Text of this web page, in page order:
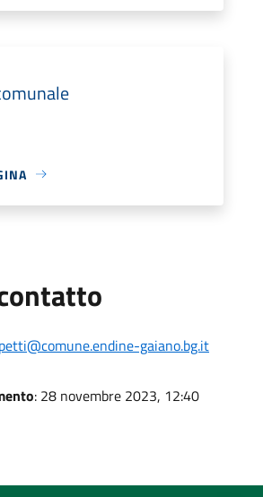
gaiano.bg.it
: 28 novembre 2023, 12:40